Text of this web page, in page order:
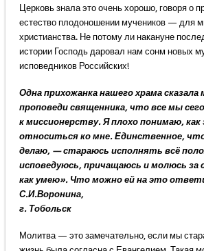
Церковь знала это очень хорошо, говоря о
естество плодоношении мучеников — для
христианства. Не потому ли накануне
истории Господь даровал нам сонм новых
исповедников Российских!
Одна прихожанка нашего храма
проповеди священника, что все мы
к миссионерству. Я плохо понимаю,
относиться ко мне. Единственное,
делаю, — стараюсь исполнять всё
исповедуюсь, причащаюсь и молюсь за
как умею». Что можно ей на это
С.И.Воронина,
г. Тобольск
Молитва — это замечательно, если мы